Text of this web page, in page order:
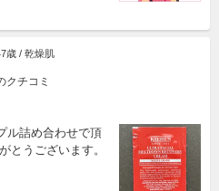
歳 / 乾燥肌
クチコミ
ル詰め合わせで頂
とうございます。